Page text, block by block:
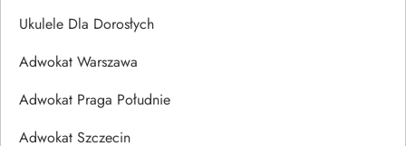
Ukulele Dla Dorosłych
Adwokat Warszawa
Adwokat Praga Południe
Adwokat Szczecin